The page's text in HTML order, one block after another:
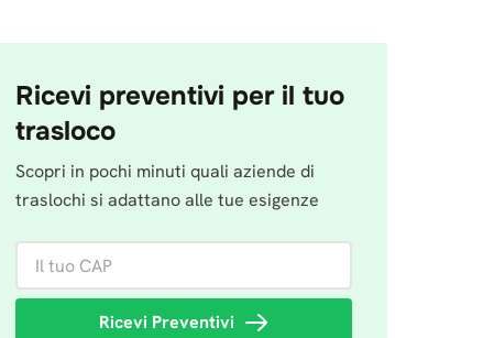
Ricevi preventivi per il tuo
trasloco
Scopri in pochi minuti quali aziende di
traslochi si adattano alle tue esigenze
Il tuo CAP
Ricevi Preventivi